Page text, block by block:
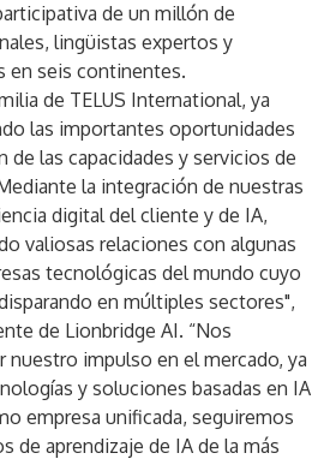
de un millón de
lingüistas expertos y
en seis continentes.
de TELUS International, ya
las importantes oportunidades
de las capacidades y servicios de
la integración de nuestras
digital del cliente y de IA,
valiosas relaciones con algunas
tecnológicas del mundo cuyo
en múltiples sectores",
de Lionbridge AI. “Nos
nuestro impulso en el mercado, ya
y soluciones basadas en IA
empresa unificada, seguiremos
de aprendizaje de IA de la más